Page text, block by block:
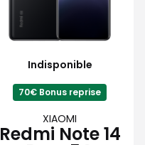
Indisponible
70€ Bonus reprise
XIAOMI
Redmi Note 14